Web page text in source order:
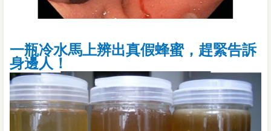
一瓶冷水馬上辨出真假蜂蜜，趕緊告訴
身邊人！